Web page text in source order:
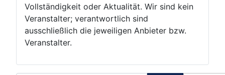
Vollständigkeit oder Aktualität. Wir sind kein
Veranstalter; verantwortlich sind
ausschließlich die jeweiligen Anbieter bzw.
Veranstalter.